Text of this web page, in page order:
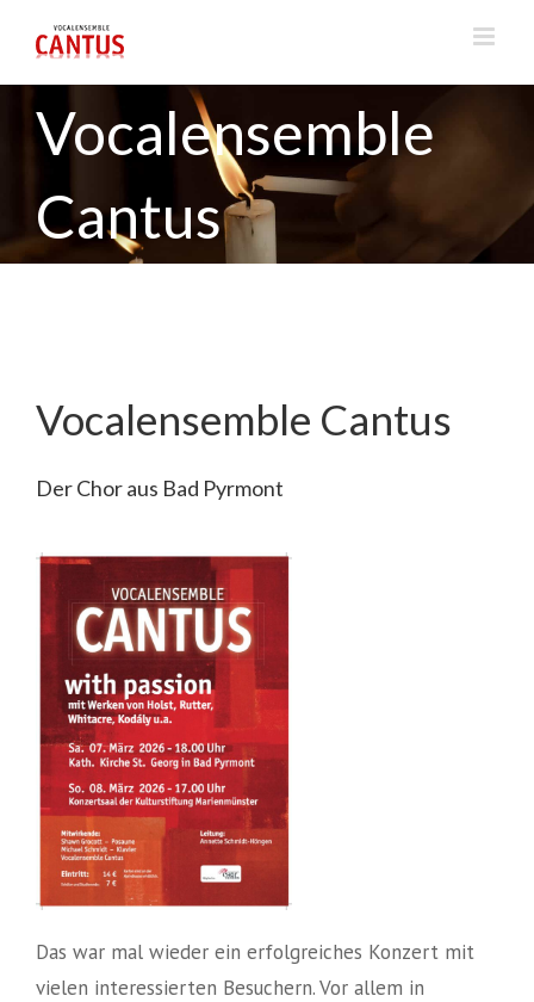
content
Vocalensemble
Cantus
Vocalensemble Cantus
Der Chor aus Bad Pyrmont
Das war mal wieder ein erfolgreiches Konzert mit
vielen interessierten Besuchern. Vor allem in